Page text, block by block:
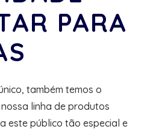
PARA
também temos o
linha de produtos
este público tão especial e